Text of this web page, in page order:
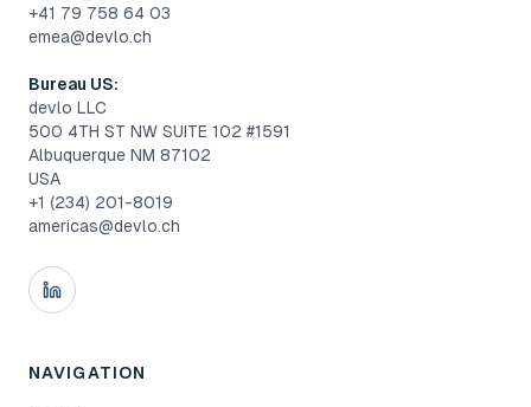
+41 79 758 64 03
emea@devlo.ch
Bureau US:
devlo LLC
500 4TH ST NW SUITE 102 #1591
Albuquerque NM 87102
USA
+1 (234) 201-8019
americas@devlo.ch
NAVIGATION